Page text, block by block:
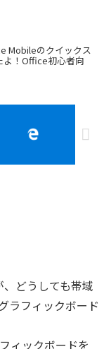
Mobileのクイックス
よ！Office初心者向
どうしても帯域
ラフィックボード
ィックボードを